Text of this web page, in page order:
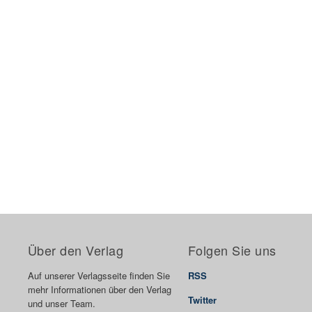
Über den Verlag
Auf unserer Verlagsseite finden Sie
mehr Informationen über den Verlag
und unser Team.
Folgen Sie uns
RSS
Twitter